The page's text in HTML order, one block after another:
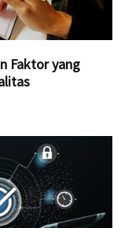
Faktor yang